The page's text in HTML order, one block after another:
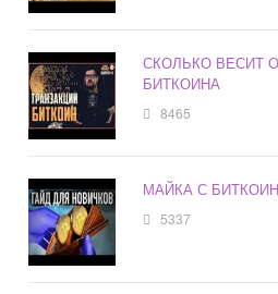
СКОЛЬКО ВЕСИТ
БИТКОИНА
8465
МАЙКА С
5337